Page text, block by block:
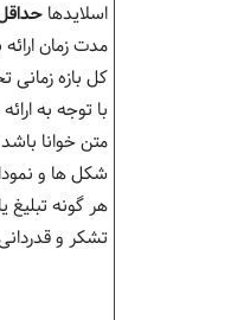
اسلایدها
مدت زمان ارائه
کل بازه
با توجه به ارائه در
متن خوانا
شكل ها و
هر گونه
تشكر و